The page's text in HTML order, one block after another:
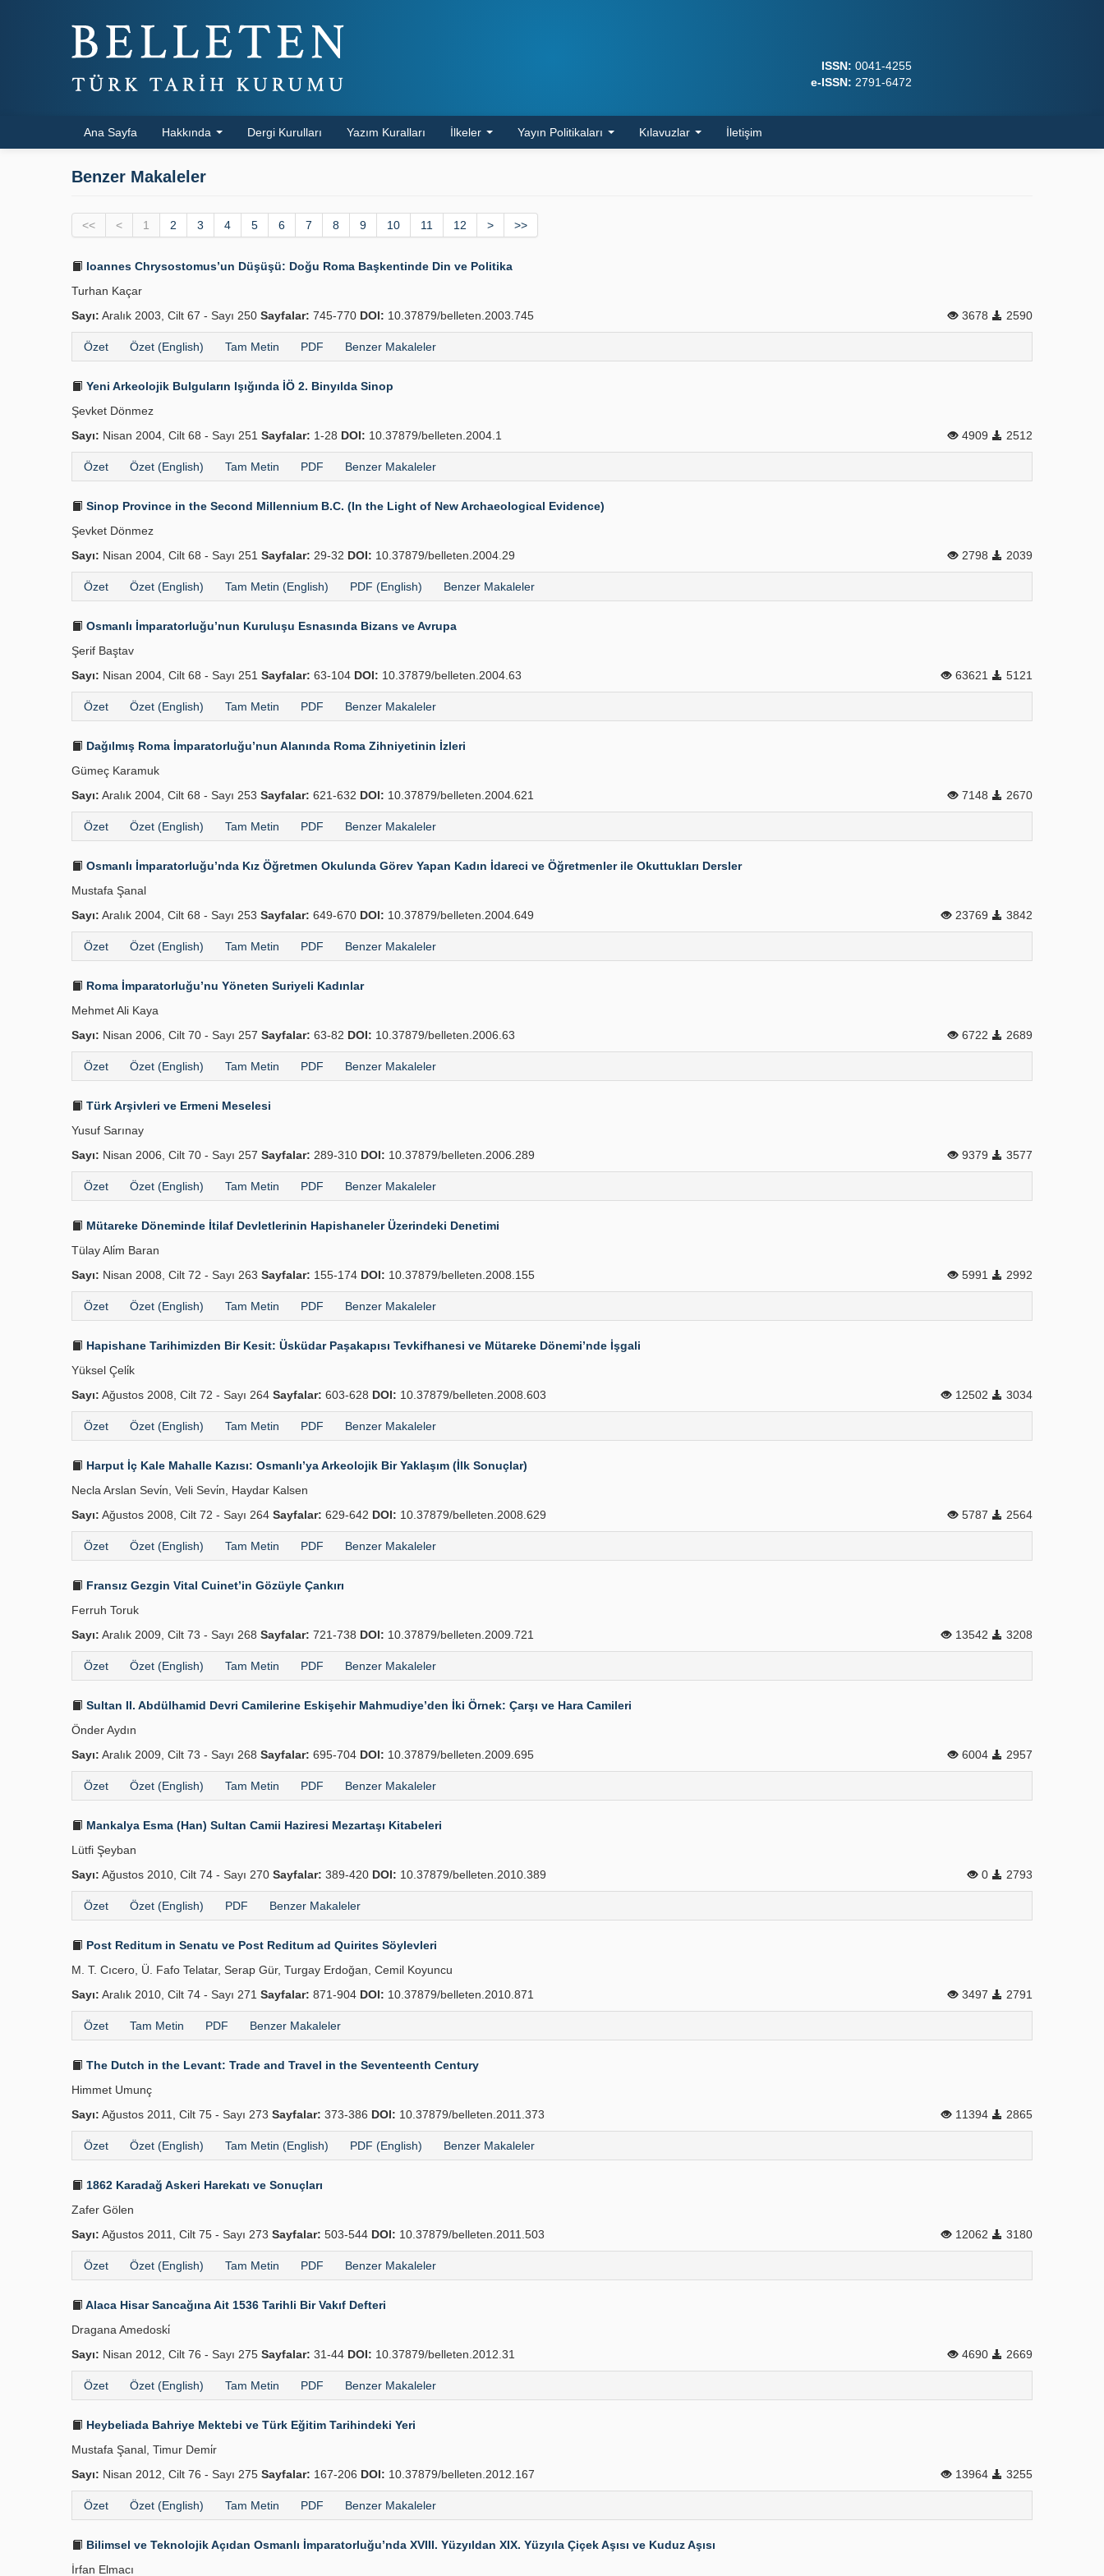
ISSN: 0041-4255
e-ISSN: 2791-6472
Ana Sayfa Hakkında Dergi Kurulları Yazım Kuralları İlkeler Yayın Politikaları Kılavuzlar İletişim
Benzer Makaleler
<< < 1 2 3 4 5 6 7 8 9 10 11 12 > >>
Ioannes Chrysostomus’un Düşüşü: Doğu Roma Başkentinde Din ve Politika
Turhan Kaçar
Sayı: Aralık 2003, Cilt 67 - Sayı 250 Sayfalar: 745-770 DOI: 10.37879/belleten.2003.745 3678 2590
Özet Özet (English) Tam Metin PDF Benzer Makaleler
Yeni Arkeolojik Bulguların Işığında İÖ 2. Binyılda Sinop
Şevket Dönmez
Sayı: Nisan 2004, Cilt 68 - Sayı 251 Sayfalar: 1-28 DOI: 10.37879/belleten.2004.1 4909 2512
Özet Özet (English) Tam Metin PDF Benzer Makaleler
Sinop Province in the Second Millennium B.C. (In the Light of New Archaeological Evidence)
Şevket Dönmez
Sayı: Nisan 2004, Cilt 68 - Sayı 251 Sayfalar: 29-32 DOI: 10.37879/belleten.2004.29 2798 2039
Özet Özet (English) Tam Metin (English) PDF (English) Benzer Makaleler
Osmanlı İmparatorluğu’nun Kuruluşu Esnasında Bizans ve Avrupa
Şerif Baştav
Sayı: Nisan 2004, Cilt 68 - Sayı 251 Sayfalar: 63-104 DOI: 10.37879/belleten.2004.63 63621 5121
Özet Özet (English) Tam Metin PDF Benzer Makaleler
Dağılmış Roma İmparatorluğu’nun Alanında Roma Zihniyetinin İzleri
Gümeç Karamuk
Sayı: Aralık 2004, Cilt 68 - Sayı 253 Sayfalar: 621-632 DOI: 10.37879/belleten.2004.621 7148 2670
Özet Özet (English) Tam Metin PDF Benzer Makaleler
Osmanlı İmparatorluğu’nda Kız Öğretmen Okulunda Görev Yapan Kadın İdareci ve Öğretmenler ile Okuttukları Dersler
Mustafa Şanal
Sayı: Aralık 2004, Cilt 68 - Sayı 253 Sayfalar: 649-670 DOI: 10.37879/belleten.2004.649 23769 3842
Özet Özet (English) Tam Metin PDF Benzer Makaleler
Roma İmparatorluğu’nu Yöneten Suriyeli Kadınlar
Mehmet Ali Kaya
Sayı: Nisan 2006, Cilt 70 - Sayı 257 Sayfalar: 63-82 DOI: 10.37879/belleten.2006.63 6722 2689
Özet Özet (English) Tam Metin PDF Benzer Makaleler
Türk Arşivleri ve Ermeni Meselesi
Yusuf Sarınay
Sayı: Nisan 2006, Cilt 70 - Sayı 257 Sayfalar: 289-310 DOI: 10.37879/belleten.2006.289 9379 3577
Özet Özet (English) Tam Metin PDF Benzer Makaleler
Mütareke Döneminde İtilaf Devletlerinin Hapishaneler Üzerindeki Denetimi
Tülay Ali̇m Baran
Sayı: Nisan 2008, Cilt 72 - Sayı 263 Sayfalar: 155-174 DOI: 10.37879/belleten.2008.155 5991 2992
Özet Özet (English) Tam Metin PDF Benzer Makaleler
Hapishane Tarihimizden Bir Kesit: Üsküdar Paşakapısı Tevkifhanesi ve Mütareke Dönemi’nde İşgali
Yüksel Çeli̇k
Sayı: Ağustos 2008, Cilt 72 - Sayı 264 Sayfalar: 603-628 DOI: 10.37879/belleten.2008.603 12502 3034
Özet Özet (English) Tam Metin PDF Benzer Makaleler
Harput İç Kale Mahalle Kazısı: Osmanlı’ya Arkeolojik Bir Yaklaşım (İlk Sonuçlar)
Necla Arslan Sevi̇n, Veli Sevi̇n, Haydar Kalsen
Sayı: Ağustos 2008, Cilt 72 - Sayı 264 Sayfalar: 629-642 DOI: 10.37879/belleten.2008.629 5787 2564
Özet Özet (English) Tam Metin PDF Benzer Makaleler
Fransız Gezgin Vital Cuinet’in Gözüyle Çankırı
Ferruh Toruk
Sayı: Aralık 2009, Cilt 73 - Sayı 268 Sayfalar: 721-738 DOI: 10.37879/belleten.2009.721 13542 3208
Özet Özet (English) Tam Metin PDF Benzer Makaleler
Sultan II. Abdülhamid Devri Camilerine Eskişehir Mahmudiye’den İki Örnek: Çarşı ve Hara Camileri
Önder Aydın
Sayı: Aralık 2009, Cilt 73 - Sayı 268 Sayfalar: 695-704 DOI: 10.37879/belleten.2009.695 6004 2957
Özet Özet (English) Tam Metin PDF Benzer Makaleler
Mankalya Esma (Han) Sultan Camii Haziresi Mezartaşı Kitabeleri
Lütfi Şeyban
Sayı: Ağustos 2010, Cilt 74 - Sayı 270 Sayfalar: 389-420 DOI: 10.37879/belleten.2010.389 0 2793
Özet Özet (English) PDF Benzer Makaleler
Post Reditum in Senatu ve Post Reditum ad Quirites Söylevleri
M. T. Cıcero, Ü. Fafo Telatar, Serap Gür, Turgay Erdoğan, Cemil Koyuncu
Sayı: Aralık 2010, Cilt 74 - Sayı 271 Sayfalar: 871-904 DOI: 10.37879/belleten.2010.871 3497 2791
Özet Tam Metin PDF Benzer Makaleler
The Dutch in the Levant: Trade and Travel in the Seventeenth Century
Himmet Umunç
Sayı: Ağustos 2011, Cilt 75 - Sayı 273 Sayfalar: 373-386 DOI: 10.37879/belleten.2011.373 11394 2865
Özet Özet (English) Tam Metin (English) PDF (English) Benzer Makaleler
1862 Karadağ Askeri Harekatı ve Sonuçları
Zafer Gölen
Sayı: Ağustos 2011, Cilt 75 - Sayı 273 Sayfalar: 503-544 DOI: 10.37879/belleten.2011.503 12062 3180
Özet Özet (English) Tam Metin PDF Benzer Makaleler
Alaca Hisar Sancağına Ait 1536 Tarihli Bir Vakıf Defteri
Dragana Amedoski̇
Sayı: Nisan 2012, Cilt 76 - Sayı 275 Sayfalar: 31-44 DOI: 10.37879/belleten.2012.31 4690 2669
Özet Özet (English) Tam Metin PDF Benzer Makaleler
Heybeliada Bahriye Mektebi ve Türk Eğitim Tarihindeki Yeri
Mustafa Şanal, Timur Demi̇r
Sayı: Nisan 2012, Cilt 76 - Sayı 275 Sayfalar: 167-206 DOI: 10.37879/belleten.2012.167 13964 3255
Özet Özet (English) Tam Metin PDF Benzer Makaleler
Bilimsel ve Teknolojik Açıdan Osmanlı İmparatorluğu’nda XVIII. Yüzyıldan XIX. Yüzyıla Çiçek Aşısı ve Kuduz Aşısı
İrfan Elmacı